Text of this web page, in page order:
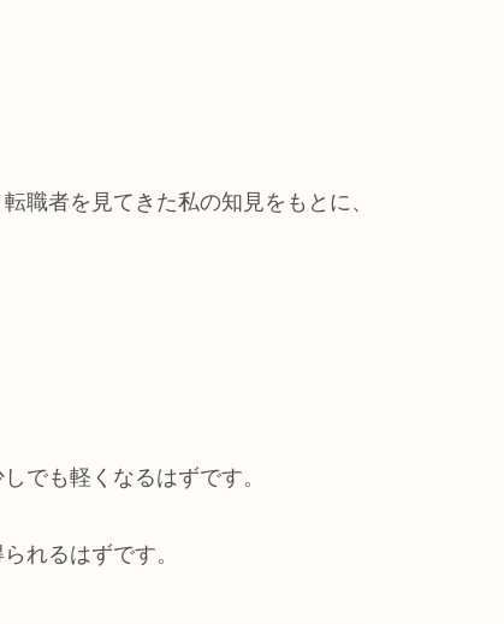
職者を見てきた私の知見をもとに、
でも軽くなるはずです。
れるはずです。